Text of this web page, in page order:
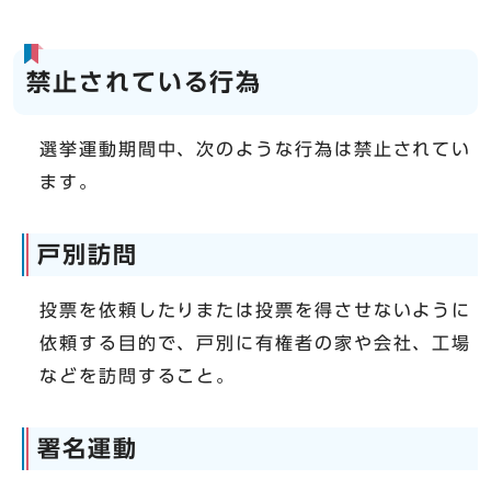
禁止されている行為
選挙運動期間中、次のような行為は禁止されてい
ます。
戸別訪問
投票を依頼したりまたは投票を得させないように
依頼する目的で、戸別に有権者の家や会社、工場
などを訪問すること。
署名運動